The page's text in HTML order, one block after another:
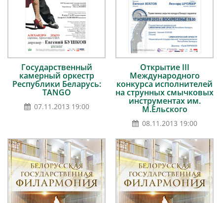
Государственный
камерный оркестр
Республики Беларусь:
TANGO
07.11.2013 19:00
Открытие III
Международного
конкурса исполнителей
на струнных смычковых
инструментах им.
М.Ельского
08.11.2013 19:00